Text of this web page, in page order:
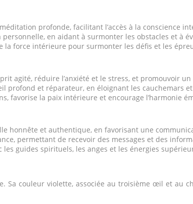
profonde, facilitant l’accès à la conscience
personnelle, en aidant à surmonter les obstacles et à
la force intérieure pour surmonter les défis et les
agité, réduire l’anxiété et le stress, et promouvoir
profond et réparateur, en éloignant les cauchemars
favorise la paix intérieure et encourage l’harmonie
honnête et authentique, en favorisant une
permettant de recevoir des messages et des
les guides spirituels, les anges et les énergies
Sa couleur violette, associée au troisième œil et